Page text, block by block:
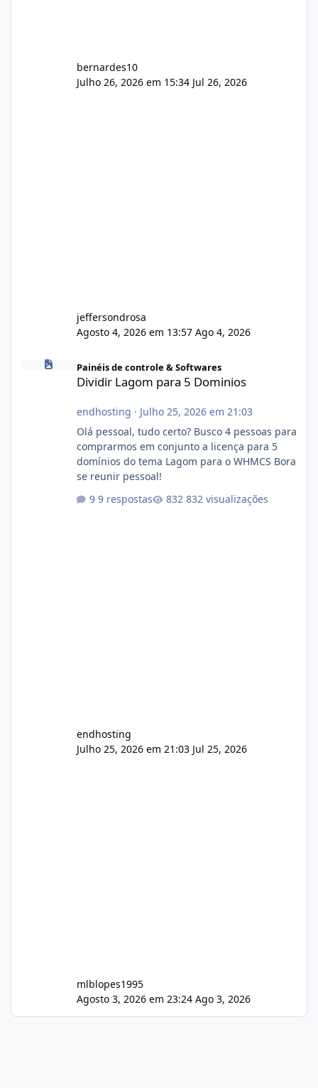
bernardes10
Julho 26, 2026 em 15:34 Jul 26, 2026
jeffersondrosa
Agosto 4, 2026 em 13:57 Ago 4, 2026
Dividir Lagom para 5 Dominios
Painéis de controle & Softwares
Dividir Lagom para 5 Dominios
endhosting · Julho 25, 2026 em 21:03
Olá pessoal, tudo certo? Busco 4 pessoas para
comprarmos em conjunto a licença para 5
domínios do tema Lagom para o WHMCS Bora
se reunir pessoal!
9 respostas
832 visualizações
endhosting
Julho 25, 2026 em 21:03 Jul 25, 2026
mlblopes1995
Agosto 3, 2026 em 23:24 Ago 3, 2026